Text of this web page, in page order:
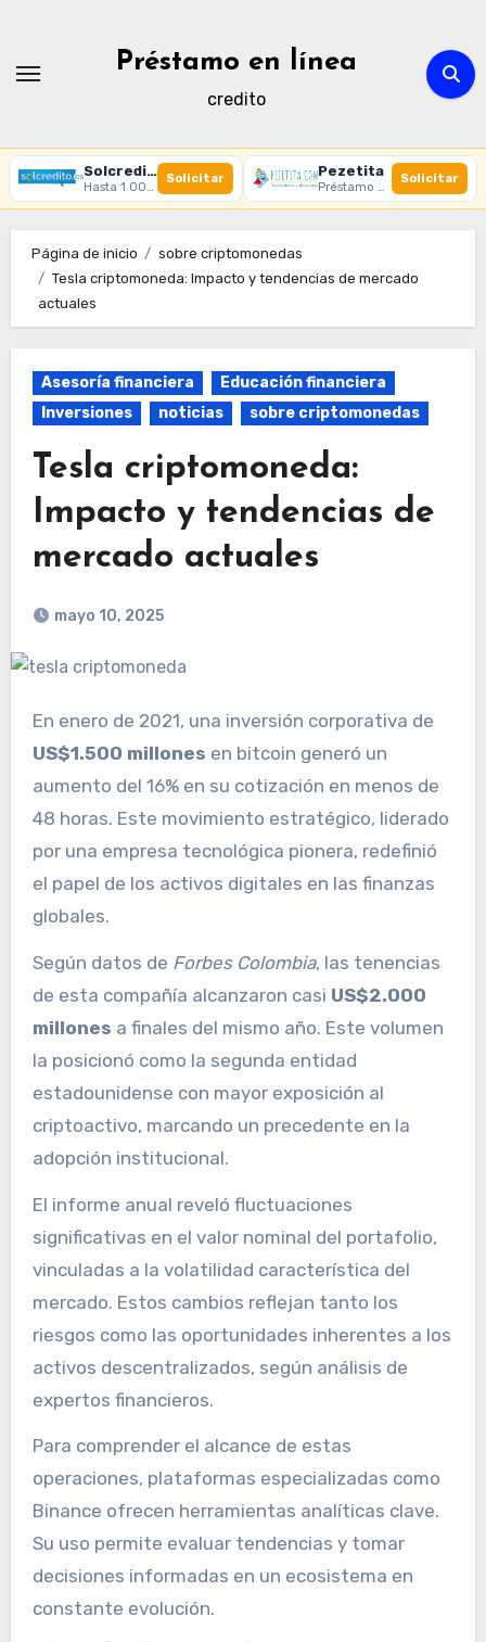
contenido
Préstamo en línea
credito
Solcredito
Hasta 1 000 € · 30 días · 100% online
Solicitar Pezetita
Préstamo online · Aprobación rápida
Solicitar
Página de inicio
sobre criptomonedas
Tesla criptomoneda: Impacto y tendencias de mercado
actuales
Asesoría financiera
Educación financiera
Inversiones
noticias sobre criptomonedas
Tesla criptomoneda:
Impacto y tendencias de
mercado actuales
mayo 10, 2025
En enero de 2021, una inversión corporativa de
US$1.500 millones en bitcoin generó un
aumento del 16% en su cotización en menos de
48 horas. Este movimiento estratégico, liderado
por una empresa tecnológica pionera, redefinió
el papel de los activos digitales en las finanzas
globales.
Según datos de Forbes Colombia, las tenencias
de esta compañía alcanzaron casi US$2.000
millones a finales del mismo año. Este volumen
la posicionó como la segunda entidad
estadounidense con mayor exposición al
criptoactivo, marcando un precedente en la
adopción institucional.
El informe anual reveló fluctuaciones
significativas en el valor nominal del portafolio,
vinculadas a la volatilidad característica del
mercado. Estos cambios reflejan tanto los
riesgos como las oportunidades inherentes a los
activos descentralizados, según análisis de
expertos financieros.
Para comprender el alcance de estas
operaciones, plataformas especializadas como
Binance ofrecen herramientas analíticas clave.
Su uso permite evaluar tendencias y tomar
decisiones informadas en un ecosistema en
constante evolución.